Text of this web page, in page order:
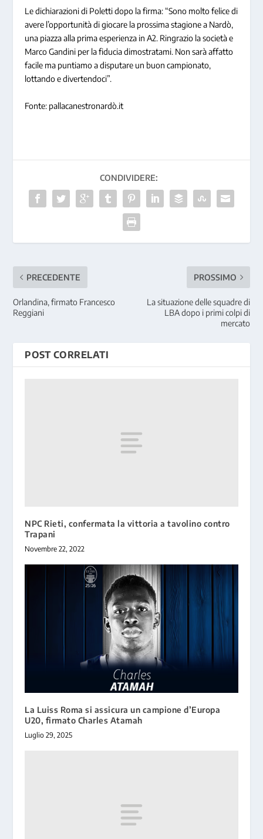
Le dichiarazioni di Poletti dopo la firma: “Sono molto felice di
avere l’opportunità di giocare la prossima stagione a Nardò,
una piazza alla prima esperienza in A2. Ringrazio la società e
Marco Gandini per la fiducia dimostratami. Non sarà affatto
facile ma puntiamo a disputare un buon campionato,
lottando e divertendoci”.
Fonte: pallacanestronardò.it
CONDIVIDERE:
PRECEDENTE
Orlandina, firmato Francesco
Reggiani
PROSSIMO
La situazione delle squadre di
LBA dopo i primi colpi di
mercato
POST CORRELATI
NPC Rieti, confermata la vittoria a tavolino contro
Trapani
Novembre 22, 2022
La Luiss Roma si assicura un campione d’Europa
U20, firmato Charles Atamah
Luglio 29, 2025